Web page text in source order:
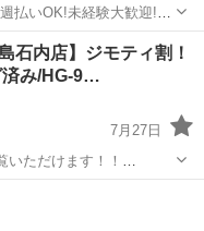
払いOK!未経験大歓迎!夏
給与> 時給1300円～ <勤
メ×接客=新しい働き方、
石内店】ジモティ割！
済み/HG-9…
7月27日
ただけます！！
★ジモティ